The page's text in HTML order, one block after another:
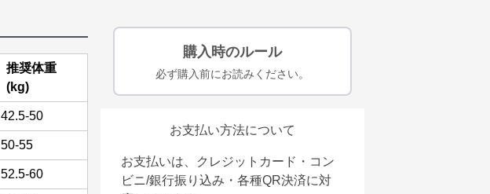
推奨体重
(kg)
42.5-50
50-55
52.5-60
購入時のルール
必ず購入前にお読みください。
お支払い方法について
お支払いは、クレジットカード・コン
ビニ/銀行振り込み・各種QR決済に対